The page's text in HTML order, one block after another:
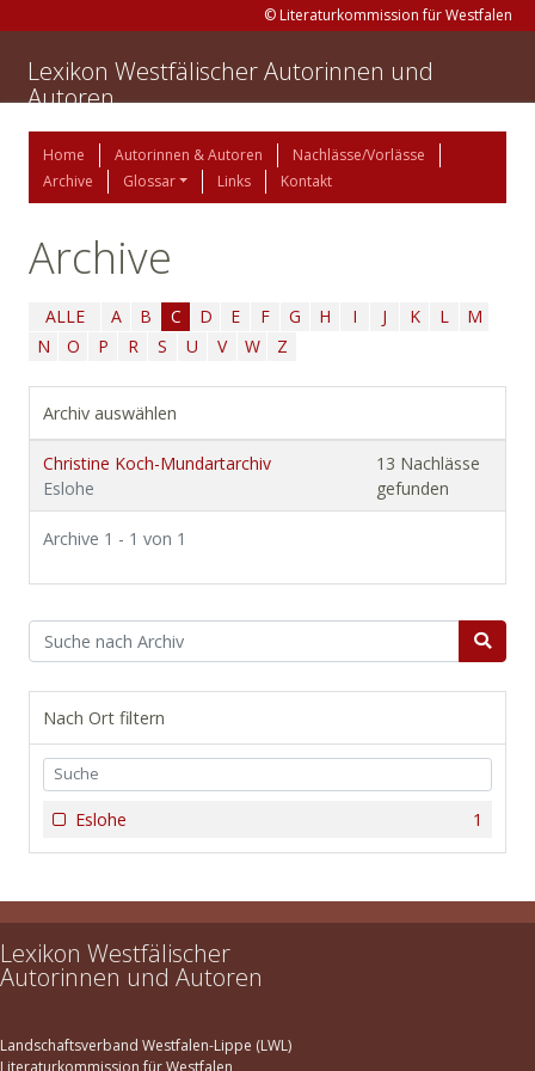
© Literaturkommission für Westfalen
Lexikon Westfälischer Autorinnen und
Autoren
Home Autorinnen & Autoren
Nachlässe/Vorlässe
Archive
Glossar Links Kontakt
Archive
ALLE A B C D E F G H I J K L
M
N
O P R S U V W Z
Archiv auswählen
Christine Koch-Mundartarchiv
Eslohe
13 Nachlässe
gefunden
Archive 1 - 1 von 1
Nach Ort filtern
1
Eslohe
Lexikon Westfälischer
Autorinnen und Autoren
Landschaftsverband Westfalen-Lippe (LWL)
Literaturkommission für Westfalen